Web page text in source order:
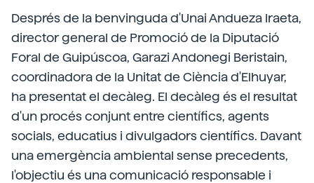
Després de la benvinguda d'Unai Andueza Iraeta,
director general de Promoció de la Diputació
Foral de Guipúscoa, Garazi Andonegi Beristain,
coordinadora de la Unitat de Ciència d'Elhuyar,
ha presentat el decàleg. El decàleg és el resultat
d'un procés conjunt entre científics, agents
socials, educatius i divulgadors científics. Davant
una emergència ambiental sense precedents,
l'objectiu és una comunicació responsable i